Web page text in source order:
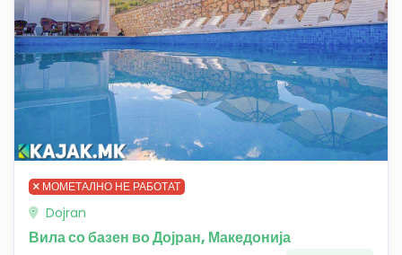
МОМЕТАЛНО НЕ РАБОТАТ
Dojran
Вила со базен во Дојран, Македонија